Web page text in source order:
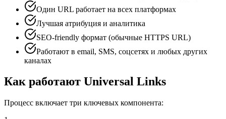
Один URL работает на всех платформах
Лучшая атрибуция и аналитика
SEO-friendly формат (обычные HTTPS URL)
Работают в email, SMS, соцсетях и любых других
каналах
Как работают Universal Links
Процесс включает три ключевых компонента: